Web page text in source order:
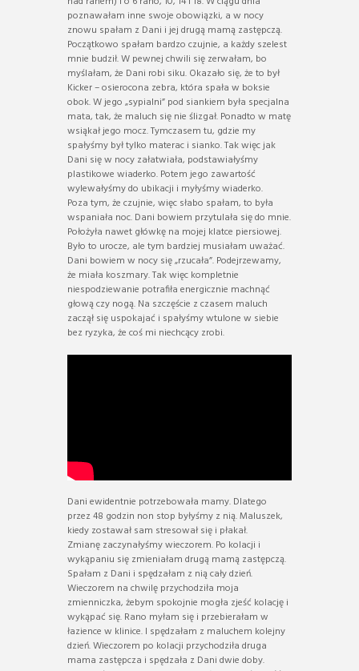
poznawałam inne swoje obowiązki, a w nocy
znowu spałam z Dani i jej drugą mamą zastępczą.
Początkowo spałam bardzo czujnie, a każdy szelest
mnie budził. W pewnej chwili się zerwałam, bo
myślałam, że Dani robi siku. Okazało się, że to był
Kicker – osierocona zebra, która spała w boksie
obok. W jego „sypialni” pod siankiem była specjalna
mata, tak, że maluch się nie ślizgał. Ponadto w matę
wsiąkał jego mocz. Tymczasem tu, gdzie my
spałyśmy był tylko materac i sianko. Tak więc jak
Dani się w nocy załatwiała, podstawiałyśmy
plastikowe wiaderko. Potem jego zawartość
wylewałyśmy do ubikacji i myłyśmy wiaderko.
Poza tym, że czujnie, więc słabo spałam, to była
wspaniała noc. Dani bowiem przytulała się do mnie.
Położyła nawet główkę na mojej klatce piersiowej.
Było to urocze, ale tym bardziej musiałam uważać.
Dani bowiem w nocy się „rzucała”. Podejrzewamy,
że miała koszmary. Tak więc kompletnie
niespodziewanie potrafiła energicznie machnąć
głową czy nogą. Na szczęście z czasem maluch
zaczął się uspokajać i spałyśmy wtulone w siebie
bez ryzyka, że coś mi niechcący zrobi.
Dani ewidentnie potrzebowała mamy. Dlatego
przez 48 godzin non stop byłyśmy z nią. Maluszek,
kiedy zostawał sam stresował się i płakał.
Zmianę zaczynałyśmy wieczorem. Po kolacji i
wykąpaniu się zmieniałam drugą mamą zastępczą.
Spałam z Dani i spędzałam z nią cały dzień.
Wieczorem na chwilę przychodziła moja
zmienniczka, żebym spokojnie mogła zjeść kolację i
wykąpać się. Rano myłam się i przebierałam w
łazience w klinice. I spędzałam z maluchem kolejny
dzień. Wieczorem po kolacji przychodziła druga
mama zastępcza i spędzała z Dani dwie doby.